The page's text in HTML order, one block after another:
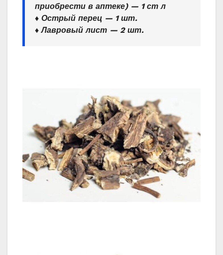
приобрести в аптеке) — 1 ст л
♦ Острый перец — 1 шт.
♦ Лавровый лист — 2 шт.